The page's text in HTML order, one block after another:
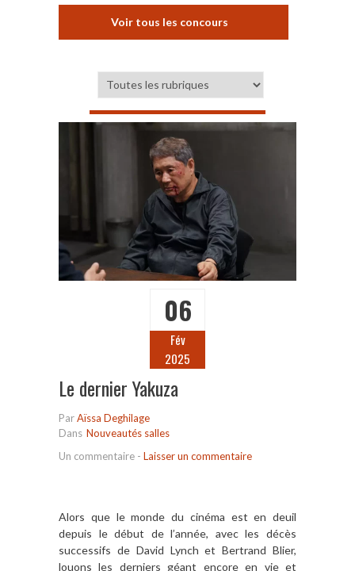
Voir tous les concours
06
Fév
2025
Le dernier Yakuza
ParAïssa Deghilage
Dans Nouveautés salles
Un commentaire - Laisser un commentaire
Alors que le monde du cinéma est en deuil
depuis le début de l’année, avec les décès
successifs de David Lynch et Bertrand Blier,
louons les derniers géant encore en vie et